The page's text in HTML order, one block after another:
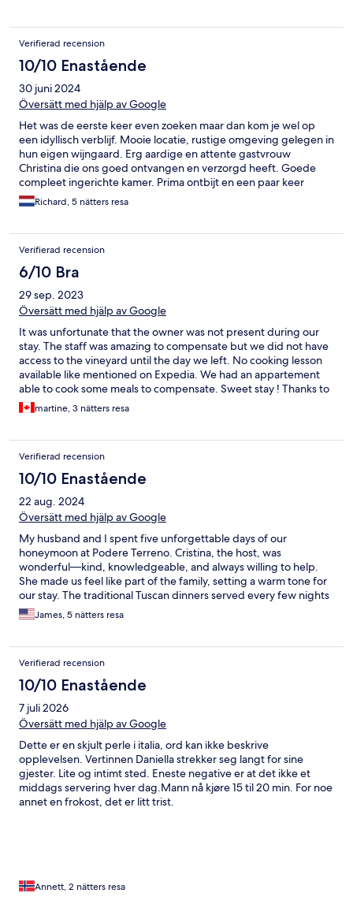
enjoyed our stay here.
Verifierad recension
10/10 Enastående
30 juni 2024
Översätt med hjälp av Google
Het was de eerste keer even zoeken maar dan kom je wel op
een idyllisch verblijf. Mooie locatie, rustige omgeving gelegen in
hun eigen wijngaard. Erg aardige en attente gastvrouw
Christina die ons goed ontvangen en verzorgd heeft. Goede
compleet ingerichte kamer. Prima ontbijt en een paar keer
meegegeten aan het echt Italiaans diner aan de lange tafel in de
gezellige huiskamer. Geen sterren diner maar basic lekkere
een feestje! En plek om vaker terug te komen.Top
Richard, 5 nätters resa
Verifierad recension
6/10 Bra
29 sep. 2023
Översätt med hjälp av Google
It was unfortunate that the owner was not present during our
stay. The staff was amazing to compensate but we did not have
access to the vineyard until the day we left. No cooking lesson
available like mentioned on Expedia. We had an appartement
able to cook some meals to compensate. Sweet stay ! Thanks to
Christina’s ataff
martine, 3 nätters resa
Verifierad recension
10/10 Enastående
22 aug. 2024
Översätt med hjälp av Google
My husband and I spent five unforgettable days of our
honeymoon at Podere Terreno. Cristina, the host, was
wonderful—kind, knowledgeable, and always willing to help.
She made us feel like part of the family, setting a warm tone for
our stay. The traditional Tuscan dinners served every few nights
were home-cooked, authentic, and delicious. Breakfasts were
consistent, offering both sweet and savoury options, and they
site and nearby, were plentiful. We loved horseback riding, just
a 30-minute drive away, and Cristina's private cooking class was
a highlight. We prepared traditional dishes in their professional
kitchen, later served for dinner, adding a special touch to the
experience. The wine tasting was both informative and
enjoyable, deepening our appreciation for the farm's history
other guests from around the world, who were friendly and
eager to help us practice our Italian. We enjoyed relaxing
around the property, sipping wine, or playing fetch with their
charming dog, Dex. Our room was clean, comfortable, and
offered stunning views of the Tuscan countryside. Everything
can't wait to return one day.
James, 5 nätters resa
Verifierad recension
10/10 Enastående
7 juli 2026
Översätt med hjälp av Google
Dette er en skjult perle i italia, ord kan ikke beskrive
opplevelsen. Vertinnen Daniella strekker seg langt for sine
gjester. Lite og intimt sted. Eneste negative er at det ikke et
middags servering hver dag.Mann nå kjøre 15 til 20 min. For noe
annet en frokost, det er litt trist.
Annett, 2 nätters resa